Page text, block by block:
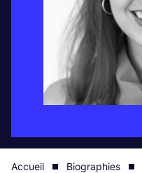
Accueil Biographies